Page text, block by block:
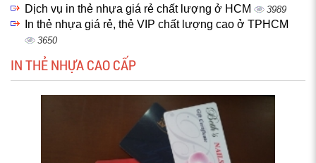
Dịch vụ in thẻ nhựa giá rẻ chất lượng ở HCM 3989
In thẻ nhựa giá rẻ, thẻ VIP chất lượng cao ở TPHCM
3650
IN THẺ NHỰA CAO CẤP